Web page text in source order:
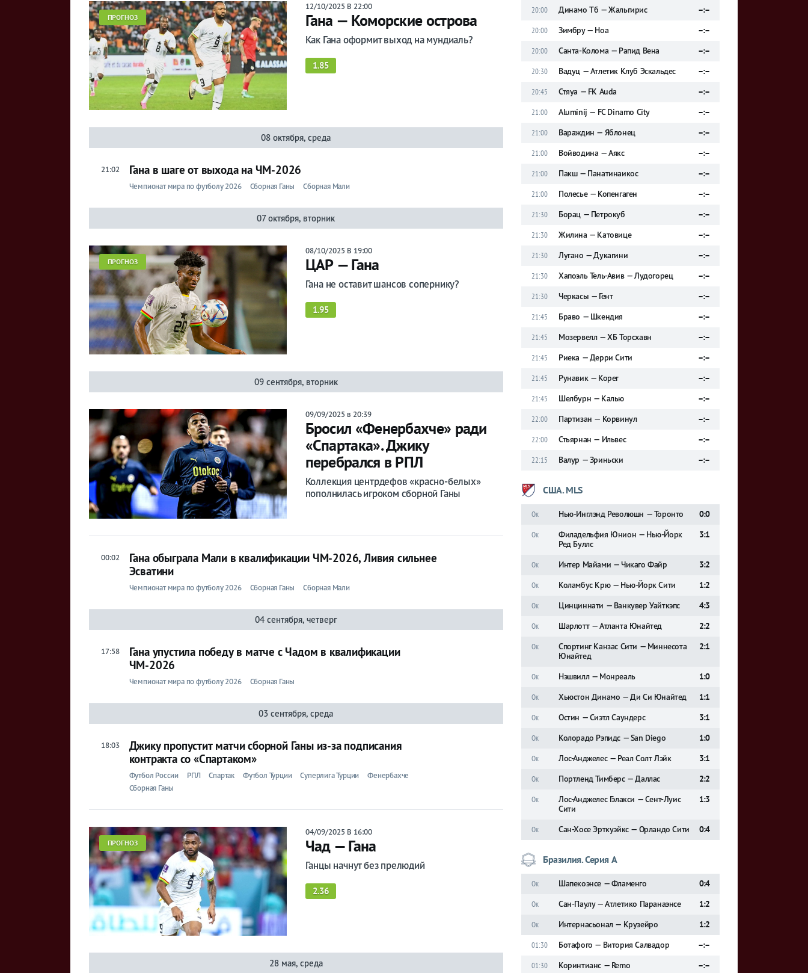
ПРОГНОЗ
12/10/2025 В 22:00
Гана — Коморские острова
Как Гана оформит выход на мундиаль?
1.85
08 октября, среда
21:02 Гана в шаге от выхода на ЧМ-2026
Чемпионат мира по футболу 2026 Сборная Ганы Сборная Мали
07 октября, вторник
ПРОГНОЗ
08/10/2025 В 19:00
ЦАР — Гана
Гана не оставит шансов сопернику?
1.95
09 сентября, вторник
09/09/2025 в 20:39
Бросил «Фенербахче» ради
«Спартака». Джику
перебрался в РПЛ
Коллекция центрдефов «красно-белых»
пополнилась игроком сборной Ганы
00:02
Гана обыграла Мали в квалификации ЧМ-2026, Ливия сильнее
Эсватини
Чемпионат мира по футболу 2026 Сборная Ганы Сборная Мали
04 сентября, четверг
17:58
Гана упустила победу в матче с Чадом в квалификации
ЧМ-2026
Чемпионат мира по футболу 2026 Сборная Ганы
03 сентября, среда
18:03
Джику пропустит матчи сборной Ганы из-за подписания
контракта со «Спартаком»
Футбол России РПЛ Спартак Футбол Турции Суперлига Турции
Фенербахче
Сборная Ганы
ПРОГНОЗ
04/09/2025 В 16:00
Чад — Гана
Ганцы начнут без прелюдий
2.36
28 мая, среда
20:00 Динамо Тб — Жальгирис –:–
20:00 Зимбру — Ноа –:–
20:00 Санта-Колома — Рапид Вена –:–
20:30 Вадуц — Атлетик Клуб Эскальдес –:–
20:45 Стяуа — FK Auda –:–
21:00 Aluminij — FC Dinamo City –:–
21:00 Вараждин — Яблонец –:–
21:00 Войводина — Аякс –:–
21:00 Пакш — Панатинаикос –:–
21:00 Полесье — Копенгаген –:–
21:30 Борац — Петрокуб –:–
21:30 Жилина — Катовице –:–
21:30 Лугано — Дукагини –:–
21:30 Хапоэль Тель-Авив — Лудогорец –:–
21:30 Черкасы — Гент –:–
21:45 Браво — Шкендия –:–
21:45 Мозервелл — ХБ Торсхавн –:–
21:45 Риека — Дерри Сити –:–
21:45 Рунавик — Koper –:–
21:45 Шелбурн — Калью –:–
22:00 Партизан — Корвинул –:–
22:00 Стьярнан — Ильвес –:–
22:15 Валур — Зриньски –:–
США. MLS
Ок Нью-Инглэнд Революшн — Торонто 0:0
Ок
Филадельфия Юнион — Нью-Йорк
Ред Буллс
3:1
Ок Интер Майами — Чикаго Файр 3:2
Ок Коламбус Крю — Нью-Йорк Сити 1:2
Ок Цинциннати — Ванкувер Уайткэпс 4:3
Ок Шарлотт — Атланта Юнайтед 2:2
Ок
Спортинг Канзас Сити — Миннесота
Юнайтед
2:1
Ок Нэшвилл — Монреаль 1:0
Ок Хьюстон Динамо — Ди Си Юнайтед 1:1
Ок Остин — Сиэтл Саундерс 3:1
Ок Колорадо Рэпидс — San Diego 1:0
Ок Лос-Анджелес — Реал Солт Лэйк 3:1
Ок Портленд Тимберс — Даллас 2:2
Ок
Лос-Анджелес Гэлакси — Сент-Луис
Сити
1:3
Ок Сан-Хосе Эрткуэйкс — Орландо Сити 0:4
Бразилия. Серия А
Ок Шапекоэнсе — Фламенго 0:4
Ок Сан-Паулу — Атлетико Паранаэнсе 1:2
Ок Интернасьонал — Крузейро 1:2
01:30 Ботафого — Витория Салвадор –:–
01:30 Коринтианс — Remo –:–